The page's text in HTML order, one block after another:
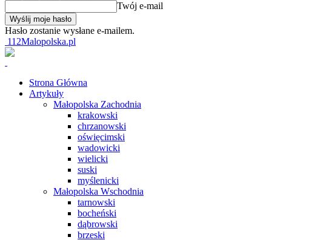
Twój e-mail
Hasło zostanie wysłane e-mailem.
112Malopolska.pl
Strona Główna
Artykuły
Małopolska Zachodnia
krakowski
chrzanowski
oświęcimski
wadowicki
wielicki
suski
myślenicki
Małopolska Wschodnia
tarnowski
bocheński
dąbrowski
brzeski